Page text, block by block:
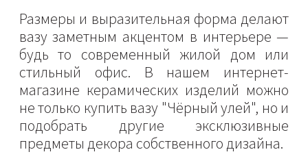
Размеры и выразительная форма делают
вазу заметным акцентом в интерьере —
будь то современный жилой дом или
стильный офис. В нашем интернет-
магазине керамических изделий можно
не только купить вазу "Чёрный улей", но и
подобрать другие эксклюзивные
предметы декора собственного дизайна.